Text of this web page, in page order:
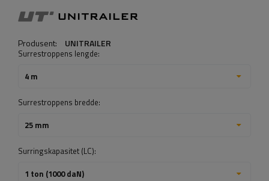
Produsent: UNITRAILER
Surrestroppens lengde:
4 m
Surrestroppens bredde:
25 mm
Surringskapasitet (LC):
1 ton (1000 daN)